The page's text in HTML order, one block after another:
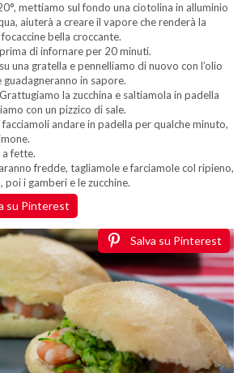
mettiamo sul fondo una ciotolina in alluminio
aiuterà a creare il vapore che renderà la
bella croccante.
di infornare per 20 minuti.
una gratella e pennelliamo di nuovo con l’olio
in sapore.
la zucchina e saltiamola in padella
con un pizzico di sale.
andare in padella per qualche minuto,
fette.
fredde, tagliamole e farciamole col ripieno,
i gamberi e le zucchine.
su Pinterest
Salva su Pinterest